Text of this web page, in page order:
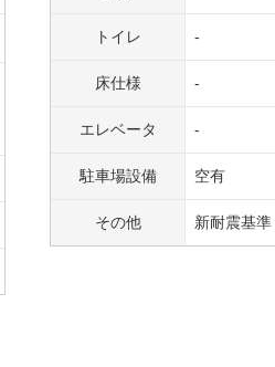
トイレ -
床仕様 -
エレベータ -
駐車場設備 空有
その他 新耐震基準